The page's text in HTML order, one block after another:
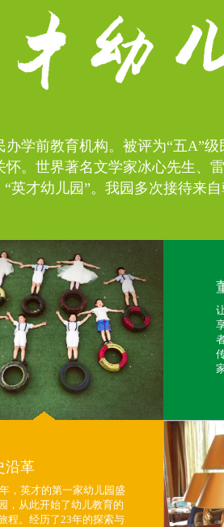
学前教育机构。被评为“五A”
。世界著名文学家冰心先生、
英才幼儿园”。我园多次接待来
沿革
，英才的第一家幼儿园盛
，从此开始了幼儿教育的
程。经历了23年的探索与